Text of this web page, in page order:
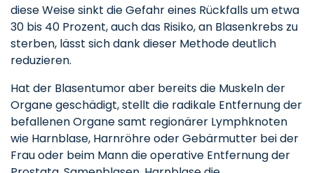
diese Weise sinkt die Gefahr eines Rückfalls um etwa
30 bis 40 Prozent, auch das Risiko, an Blasenkrebs zu
sterben, lässt sich dank dieser Methode deutlich
reduzieren.
Hat der Blasentumor aber bereits die Muskeln der
Organe geschädigt, stellt die radikale Entfernung der
befallenen Organe samt regionärer Lymphknoten
wie Harnblase, Harnröhre oder Gebärmutter bei der
Frau oder beim Mann die operative Entfernung der